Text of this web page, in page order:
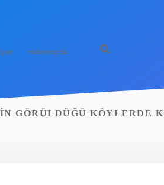
Hakkımızda
GÖRÜLDÜĞÜ KÖYLERDE